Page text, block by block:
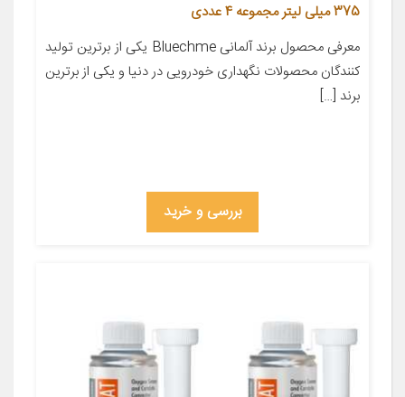
375 میلی لیتر مجموعه 4 عددی
معرفی محصول برند آلمانی Bluechme یکی از برترین تولید
کنندگان محصولات نگهداری خودرویی در دنیا و یکی از برترین
برند […]
بررسی و خرید